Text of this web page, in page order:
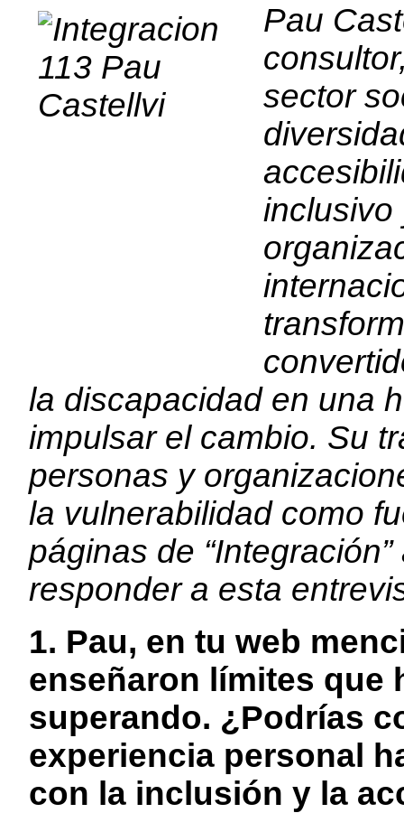
Pau
sector
inclusivo
la discapacidad en una
impulsar el cambio. Su
personas y
la vulnerabilidad como
páginas de
responder a esta
1. Pau, en tu web
enseñaron límites que
superando. ¿Podrías
experiencia personal
con la inclusión y la